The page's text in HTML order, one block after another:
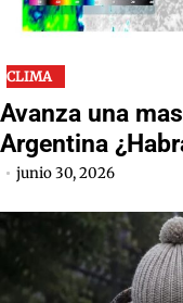
CLIMA
Avanza una
Argentina
junio 30, 2026